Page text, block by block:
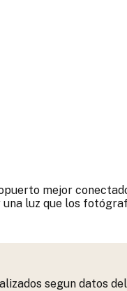
mejor
luz que los
segun datos